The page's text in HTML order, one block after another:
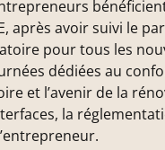
après avoir suivi le
pour tous les
dédiées au
et l’avenir de la
la